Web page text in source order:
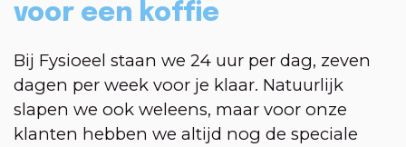
voor een koffie
Bij Fysioeel staan we 24 uur per dag, zeven
dagen per week voor je klaar. Natuurlijk
slapen we ook weleens, maar voor onze
klanten hebben we altijd nog de speciale